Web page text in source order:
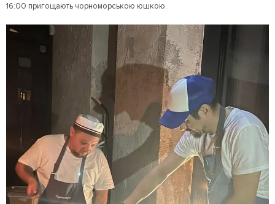
16:00 пригощають чорноморською юшкою.